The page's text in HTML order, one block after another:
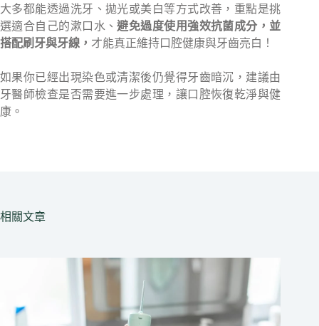
大多都能透過洗牙、拋光或美白等方式改善，重點是挑
選適合自己的漱口水、避免過度使用強效抗菌成分，並
搭配刷牙與牙線， 才能真正維持口腔健康與牙齒亮白！
如果你已經出現染色或清潔後仍覺得牙齒暗沉，建議由
牙醫師檢查是否需要進一步處理，讓口腔恢復乾淨與健
康。
相關文章